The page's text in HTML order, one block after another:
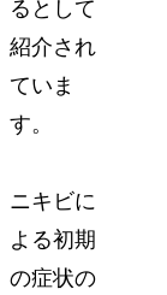
るとして
紹介され
ていま
す。
ニキビに
よる初期
の症状の